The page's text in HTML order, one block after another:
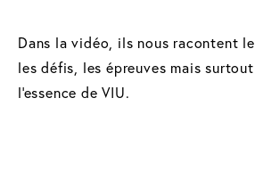
Dans la vidéo, ils nous racontent
les défis, les épreuves mais
l'essence de VIU.